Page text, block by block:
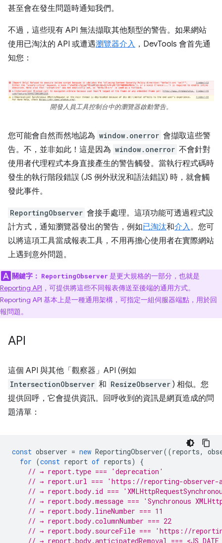
甚至會在發生問題時通知我們。
不過，這些現有 API 無法擷取其他類型的警告。如果網站
使用已淘汰的 API 或遭遇瀏覽器介入 ，DevTools 會首先通
知您：
開發人員工具控制台中的瀏覽器啟動警告。
您可能會自然而然地認為 window.onerror 會擷取這些警
告。不，並非如此！這是因為 window.onerror 不會針對
使用者代理程式本身直接產生的警告觸發。當執行程式碼時
發生的執行階段錯誤 (JS 例外狀況和語法錯誤) 時，就會觸
發此事件。
ReportingObserver 會接手處理。這項功能可透過程式設
計方式，通知瀏覽器發出的警告，例如已淘汰和介入。您可
以將這項工具當成報表工具，不用再擔心使用者在實際網站
上遇到意外問題。
關鍵字： ReportingObserver 是更大規格的一部分，也就是
Reporting API ，可提供將這些不同報表傳送至後端的通用方式。
Reporting API 基本上是一種通用架構，可指定一組伺服器端點，用於回
報問題。
API
這個 API 與其他「觀察器」API (例如
IntersectionObserver 和 ResizeObserver ) 相似。您
提供回呼，它會提供資訊。回呼收到的資訊是網頁造成的問
題清單：
const observer = new ReportingObserver((reports,
for (const report of reports)
{
// → report.type === 'deprecation'
// → report.url === 'https://reporting-observer-
// → report.body.id ===
// → report.body.message === 'Synchronous
// → report.body.lineNumber === 11
// → report.body.columnNumber === 22
// → report.body.sourceFile === 'https://
// → report.body.anticipatedRemoval ===